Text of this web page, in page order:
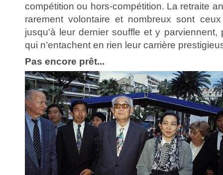
compétition ou hors-compétition. La retraite
rarement volontaire et nombreux sont
jusqu'à leur dernier souffle et y parviennent,
qui n’entachent en rien leur carrière
Pas encore prêt...